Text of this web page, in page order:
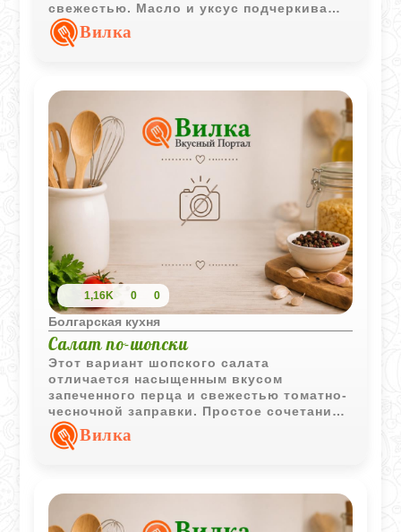
свежестью. Масло и уксус подчеркивают
вкус ингредиентов, а яйцо делает подачу
более выразительной.
Вилка
1,16K 0 0
Болгарская кухня
Салат по-шопски
Этот вариант шопского салата
отличается насыщенным вкусом
запеченного перца и свежестью томатно-
чесночной заправки. Простое сочетание
овощей и ароматной зелени делает
блюдо ярким дополнением к мясу, рыбе
Вилка